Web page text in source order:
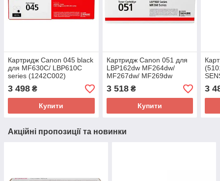
Картридж Canon 045 black
для MF630C/ LBP610C
series (1242C002)
3 498 ₴
Купити
Картридж Canon 051 для
LBP162dw MF264dw/
MF267dw/ MF269dw
3 518₴
Купити
3
Акційні пропозиції та новинки